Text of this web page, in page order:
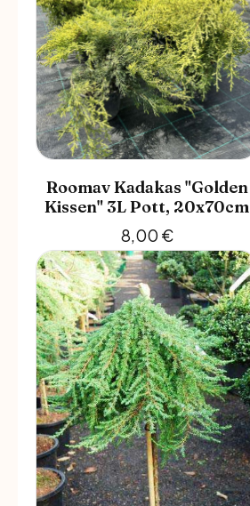
Roomav Kadakas "Golden
Kissen" 3L Pott, 20x70cm
8,00 €